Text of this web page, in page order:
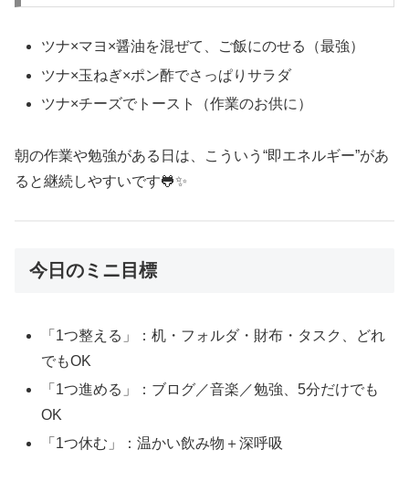
ツナ×マヨ×醤油を混ぜて、ご飯にのせる（最強）
ツナ×玉ねぎ×ポン酢でさっぱりサラダ
ツナ×チーズでトースト（作業のお供に）
朝の作業や勉強がある日は、こういう“即エネルギー”があ
ると継続しやすいです🐸✨
今日のミニ目標
「1つ整える」：机・フォルダ・財布・タスク、どれ
でもOK
「1つ進める」：ブログ／音楽／勉強、5分だけでも
OK
「1つ休む」：温かい飲み物＋深呼吸